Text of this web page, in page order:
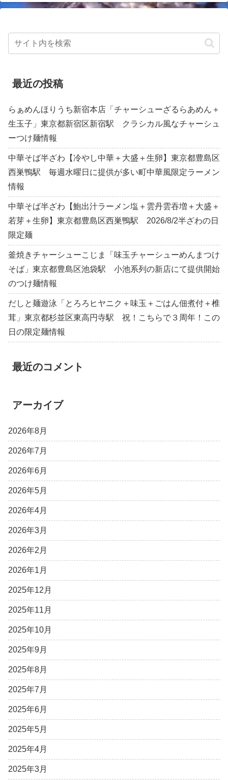
最近の投稿
らぁめんほりうち新宿本店「チャーシューざるらあめん＋
生玉子」東京都新宿区新宿駅 クラシカル風なチャーシュ
ーつけ麺情報
中華そば半ざわ【冷やし中華＋大盛＋生卵】東京都豊島区
西巣鴨駅 毎週水曜日に提供が多い町中華風限定ラーメン
情報
中華そば半ざわ【鮑出汁ラーメン塩＋雲丹雲吞増＋大盛＋
若芽＋生卵】東京都豊島区西巣鴨駅 2026/8/2半ざわの日
限定麺
釜焼きチャーシューこじま「味玉チャーシューめんまつけ
そば」東京都豊島区池袋駅 小池系列の新店にて提供開始
のつけ麺情報
だしと麺遊泳「とろろヒヤニク＋味玉＋ごはん佃煮付＋椎
茸」東京都杉並区東高円寺駅 祝！こちらで３周年！この
日の限定麺情報
最近のコメント
アーカイブ
2026年8月
2026年7月
2026年6月
2026年5月
2026年4月
2026年3月
2026年2月
2026年1月
2025年12月
2025年11月
2025年10月
2025年9月
2025年8月
2025年7月
2025年6月
2025年5月
2025年4月
2025年3月